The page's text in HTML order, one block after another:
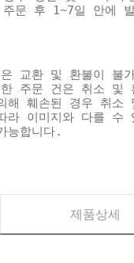
문 후 1~7일 안에
교환 및 환불이 불
주문 건은 취소 및
훼손된 경우 취소
라 이미지와 다를 수
능합니다.
제품상세